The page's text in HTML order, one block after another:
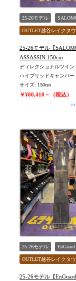
25-26モデル
OUTLET越谷レイクタ
値下げしました
25-26モデル【
ASSASSIN 150cm
ディレクショナルツイン
ハイブリッドキャンバー
サイズ: 150cm
￥¥80,410－（税込）
25-26モデル EnGuard
OUTLET越谷レイクタ
25-26モデル【EnGuard